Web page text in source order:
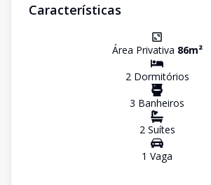
Características
Área Privativa 86m²
2Dormitórios
3 Banheiros
2Suítes
1 Vaga